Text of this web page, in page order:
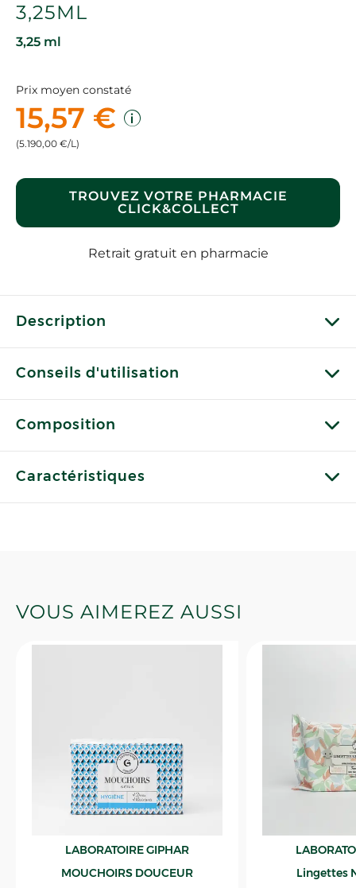
3,25ML
3,25 ml
Prix moyen constaté
15,57 €
(5.190,00 €/L)
TROUVEZ VOTRE PHARMACIE
CLICK&COLLECT
Retrait gratuit en pharmacie
Description
Conseils d'utilisation
Composition
Caractéristiques
VOUS AIMEREZ AUSSI
LABORATOIRE GIPHAR
MOUCHOIRS DOUCEUR
Lingettes